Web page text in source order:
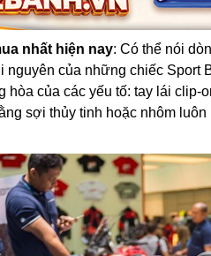
nhất hiện nay: Có thể nói
nguyên của những chiếc Sport
hòa của các yếu tố: tay lái
sợi thủy tinh hoặc nhôm